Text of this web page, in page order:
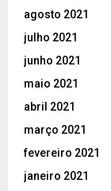
agosto 2021
julho 2021
junho 2021
maio 2021
abril 2021
março 2021
fevereiro 2021
janeiro 2021